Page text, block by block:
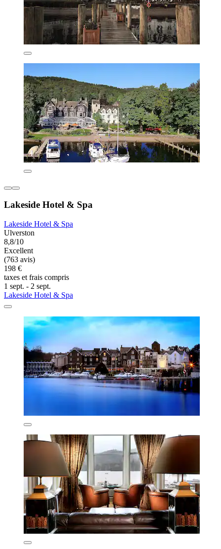
Lakeside Hotel & Spa
Lakeside Hotel & Spa
Ulverston
8,8/10
Excellent
(763 avis)
198 €
taxes et frais compris
1 sept. - 2 sept.
Lakeside Hotel & Spa